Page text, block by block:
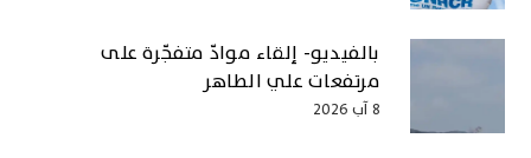
بالفيديو- إلقاء موادّ متفجّرة على
مرتفعات علي الطاهر
8 آب 2026